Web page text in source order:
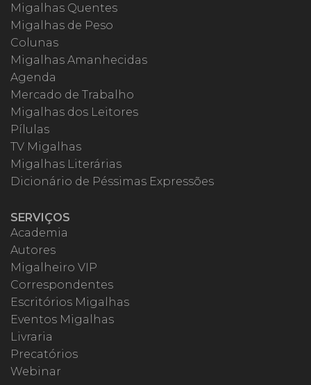
Migalhas Quentes
Migalhas de Peso
Colunas
Migalhas Amanhecidas
Agenda
Mercado de Trabalho
Migalhas dos Leitores
Pílulas
TV Migalhas
Migalhas Literárias
Dicionário de Péssimas Expressões
SERVIÇOS
Academia
Autores
Migalheiro VIP
Correspondentes
Escritórios Migalhas
Eventos Migalhas
Livraria
Precatórios
Webinar